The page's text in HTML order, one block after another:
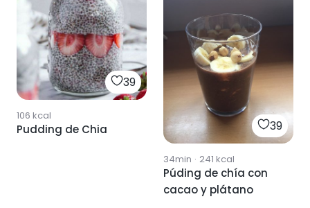
39
106 kcal
Pudding de Chia 39
34min · 241 kcal
Púding de chía con
cacao y plátano